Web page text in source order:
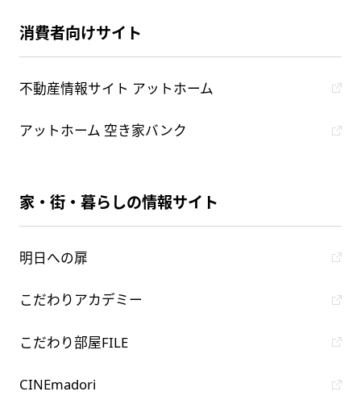
消費者向けサイト
不動産情報サイト アットホーム
アットホーム 空き家バンク
家・街・暮らしの情報サイト
明日への扉
こだわりアカデミー
こだわり部屋FILE
CINEmadori